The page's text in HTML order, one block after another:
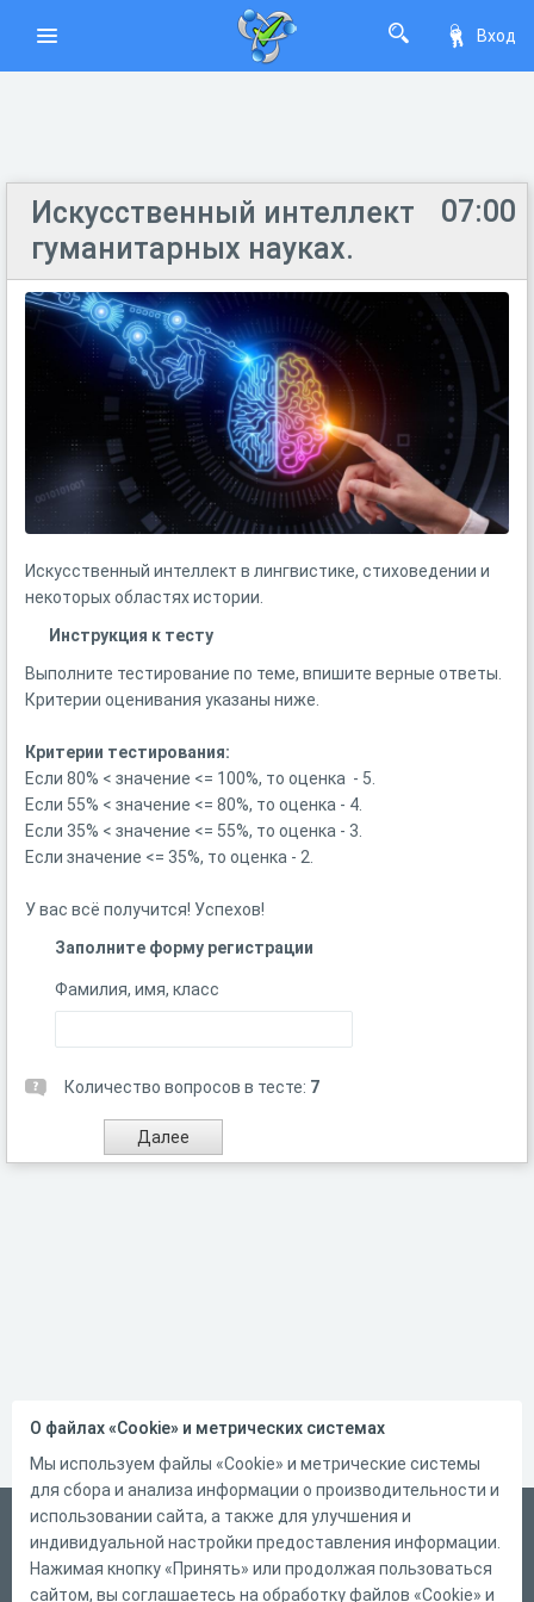
Вход
07:00
Искусственный интеллект
гуманитарных науках.
Искусственный интеллект в лингвистике, стиховедении и
некоторых областях истории.
Инструкция к тесту
Выполните тестирование по теме, впишите верные ответы.
Критерии оценивания указаны ниже.
Критерии тестирования:
Если 80% < значение <= 100%, то оценка - 5.
Если 55% < значение <= 80%, то оценка - 4.
Если 35% < значение <= 55%, то оценка - 3.
Если значение <= 35%, то оценка - 2.
У вас всё получится! Успехов!
Заполните форму регистрации
Фамилия, имя, класс
Количество вопросов в тесте: 7
Русский
Справка
О файлах «Cookie» и метрических системах
Мы используем файлы «Cookie» и метрические системы
для сбора и анализа информации о производительности и
использовании сайта, а также для улучшения и
индивидуальной настройки предоставления информации.
Нажимая кнопку «Принять» или продолжая пользоваться
сайтом, вы соглашаетесь на обработку файлов «Cookie» и